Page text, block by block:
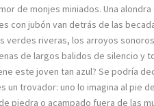
de monjes miniados. Una
con jubón van detrás de las
verdes riveras, los arroyos
de largos balidos de silencio y
este joven tan azul? Se podría
un trovador: uno lo imagina al pie
piedra o acampado fuera de las